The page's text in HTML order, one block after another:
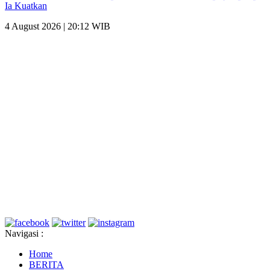
Ia Kuatkan
4 August 2026 | 20:12 WIB
Navigasi :
Home
BERITA